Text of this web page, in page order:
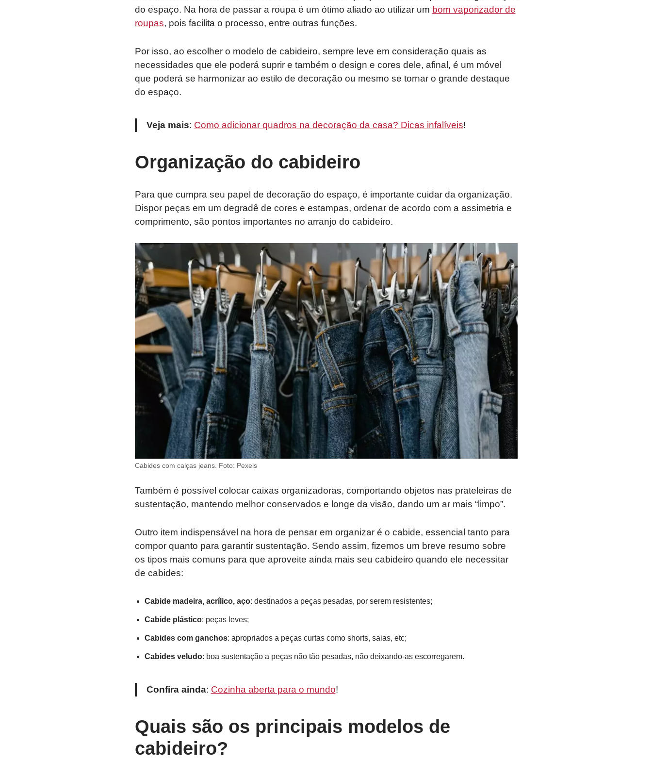
do espaço. Na hora de passar a roupa é um ótimo aliado ao utilizar um bom vaporizador de
roupas, pois facilita o processo, entre outras funções.
Por isso, ao escolher o modelo de cabideiro, sempre leve em consideração quais as
necessidades que ele poderá suprir e também o design e cores dele, afinal, é um móvel
que poderá se harmonizar ao estilo de decoração ou mesmo se tornar o grande destaque
do espaço.
Veja mais: Como adicionar quadros na decoração da casa? Dicas infalíveis!
Organização do cabideiro
Para que cumpra seu papel de decoração do espaço, é importante cuidar da organização.
Dispor peças em um degradê de cores e estampas, ordenar de acordo com a assimetria e
comprimento, são pontos importantes no arranjo do cabideiro.
Cabides com calças jeans. Foto: Pexels
Também é possível colocar caixas organizadoras, comportando objetos nas prateleiras de
sustentação, mantendo melhor conservados e longe da visão, dando um ar mais “limpo”.
Outro item indispensável na hora de pensar em organizar é o cabide, essencial tanto para
compor quanto para garantir sustentação. Sendo assim, fizemos um breve resumo sobre
os tipos mais comuns para que aproveite ainda mais seu cabideiro quando ele necessitar
de cabides:
Cabide madeira, acrílico, aço: destinados a peças pesadas, por serem resistentes;
Cabide plástico: peças leves;
Cabides com ganchos: apropriados a peças curtas como shorts, saias, etc;
Cabides veludo: boa sustentação a peças não tão pesadas, não deixando-as escorregarem.
Confira ainda: Cozinha aberta para o mundo!
Quais são os principais modelos de
cabideiro?